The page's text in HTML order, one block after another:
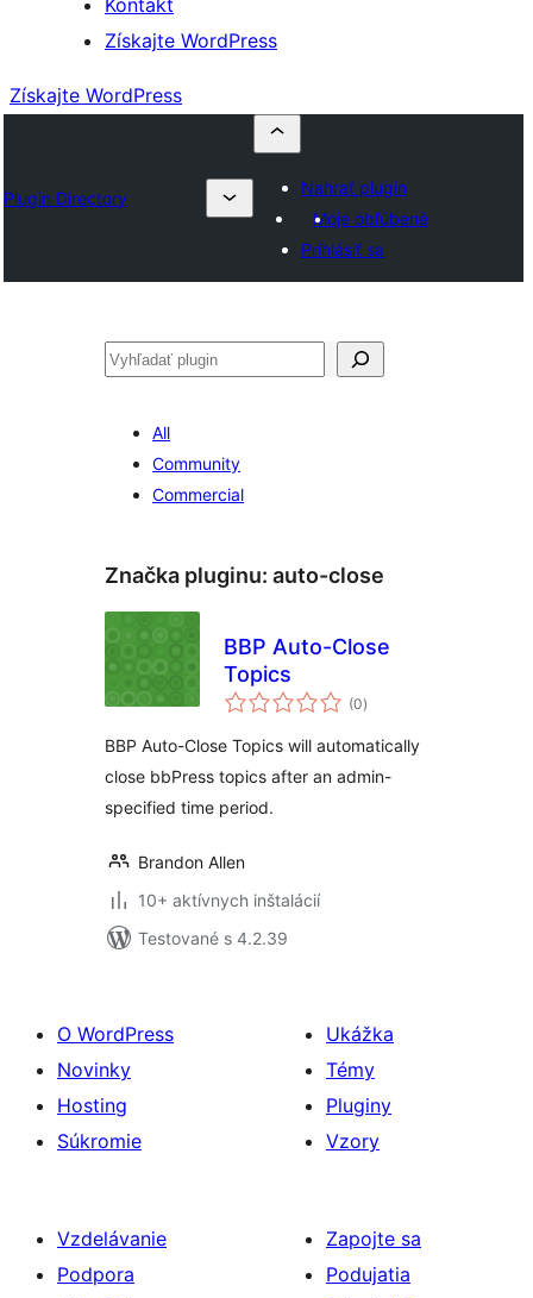
Kontakt
Získajte WordPress
Získajte WordPress
Plugin Directory
Nahrať plugin
Moje obľúbené
Prihlásiť sa
Hľadať
All
Community
Commercial
Značka pluginu: auto-close
BBP Auto-Close
Topics
(0celkové
hodnotenie
)
BBP Auto-Close Topics will automatically
close bbPress topics after an admin-
specified time period.
Brandon Allen
10+ aktívnych inštalácií
Testované s 4.2.39
O WordPress
Novinky
Hosting
Súkromie
Ukážka
Témy
Pluginy
Vzory
Vzdelávanie
Podpora
Zapojte sa
Podujatia